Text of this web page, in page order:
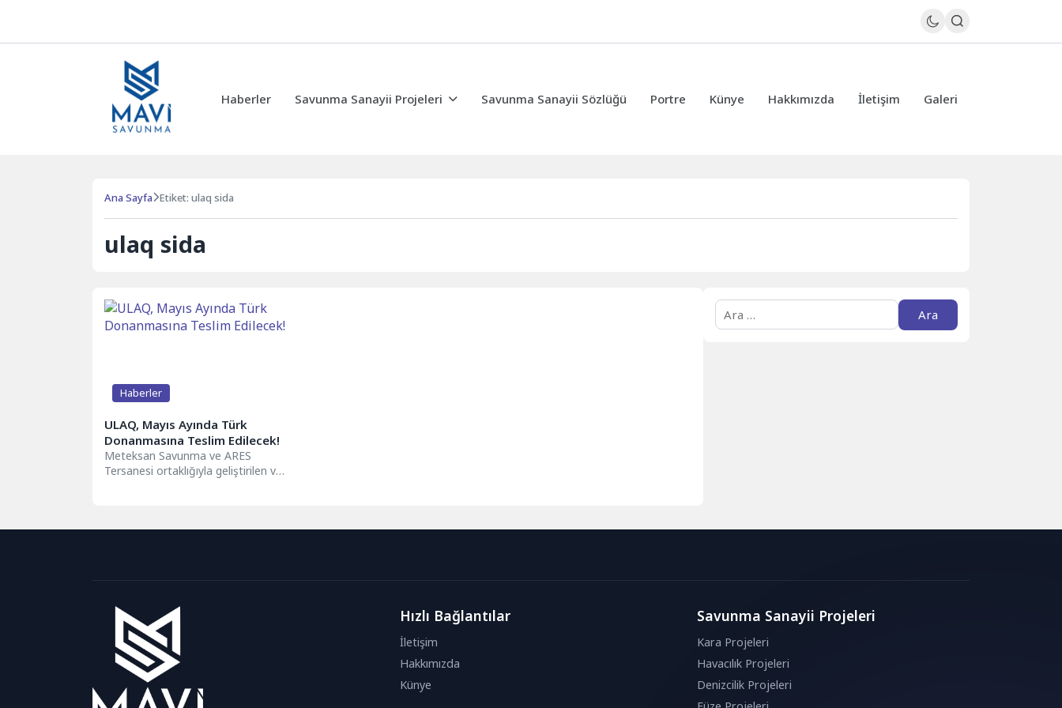
Haberler Savunma Sanayii Projeleri Savunma Sanayii Sözlüğü Portre Künye Hakkımızda İletişim Galeri
Ana Sayfa Etiket: ulaq sida
ulaq sida
Haberler
ULAQ, Mayıs Ayında Türk
Donanmasına Teslim Edilecek!
Meteksan Savunma ve ARES
Tersanesi ortaklığıyla geliştirilen ve
Hızlı Bağlantılar
İletişim
Hakkımızda
Künye
Savunma Sanayii Projeleri
Kara Projeleri
Havacılık Projeleri
Denizcilik Projeleri